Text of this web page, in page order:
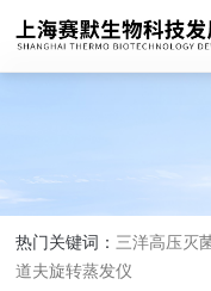
热门关键词： 三洋高压灭
道夫旋转蒸发仪